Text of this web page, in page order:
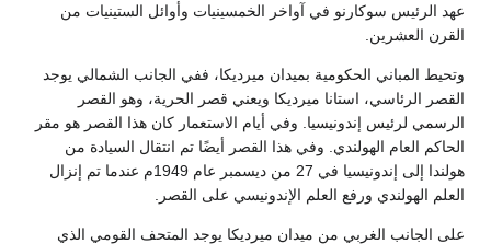
عهد الرئيس سوكارنو في آواخر الخمسينيات وأوائل الستينيات من
القرن العشرين.
وتحيط المباني الحكومية بميدان ميرديكا، ففي الجانب الشمالي يوجد
القصر الرئاسي، استانا ميرديكا ويعني قصر الحرية، وهو القصر
الرسمي لرئيس إندونيسيا. وفي أيام الاستعمار كان هذا القصر هو مقر
الحاكم العام الهولندي. وفي هذا القصر أيضًا تم انتقال السيادة من
هولندا إلى إندونيسيا في 27 من ديسمبر عام 1949م عندما تم إنزال
العلم الهولندي ورفع العلم الإندونيسي على القصر.
على الجانب الغربي من ميدان ميرديكا يوجد المتحف القومي الذي